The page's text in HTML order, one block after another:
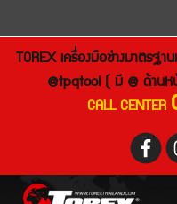
TOREX เครื่องมือช่างมาตรฐ
@tpqtool ( มี @ ด้าน
CALL CENTER